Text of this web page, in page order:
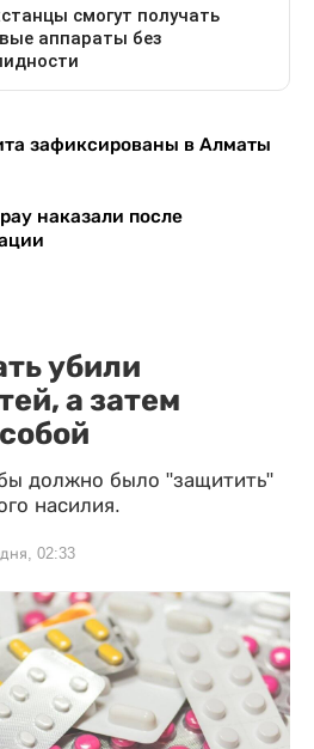
зафиксированы в Алматы
наказали после
убили
а затем
должно было "защитить"
насилия.
02:33